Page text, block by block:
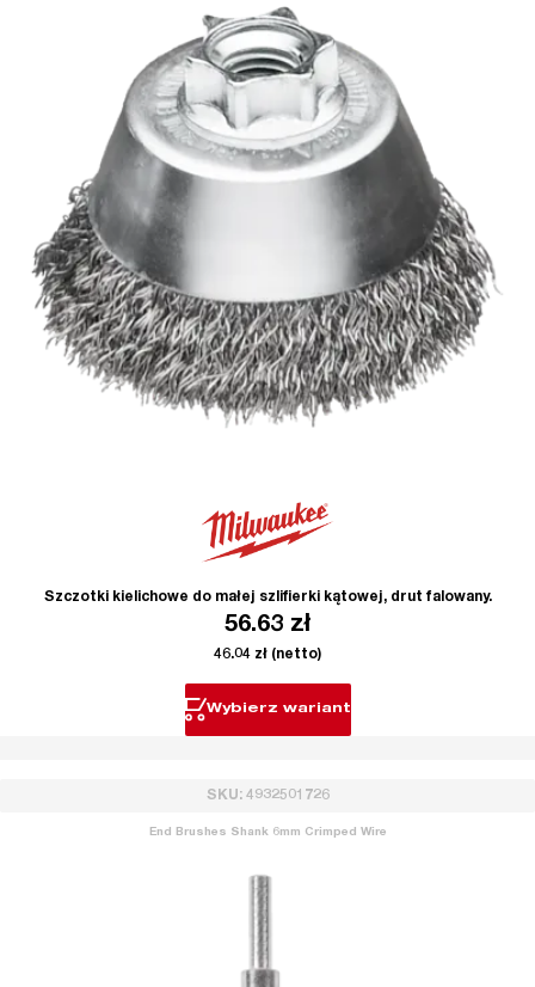
Szczotki kielichowe do małej szlifierki kątowej, drut falowany.
56.63 zł
46.04 zł (netto)
Wybierz wariant
SKU: 4932501726
End Brushes Shank 6mm Crimped Wire